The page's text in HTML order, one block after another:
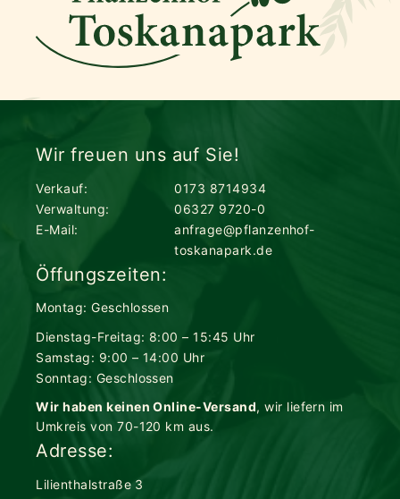
Wir freuen uns auf Sie!
Verkauf:
0173 8714934
Verwaltung:
06327 9720-0
E-Mail:
anfrage@pflanzenhof-
toskanapark.de
Öffungszeiten:
Montag: Geschlossen
Dienstag-Freitag: 8:00 – 15:45 Uhr
Samstag: 9:00 – 14:00 Uhr
Sonntag: Geschlossen
Wir haben keinen Online-Versand, wir liefern im
Umkreis von 70-120 km aus.
Adresse:
Lilienthalstraße 3